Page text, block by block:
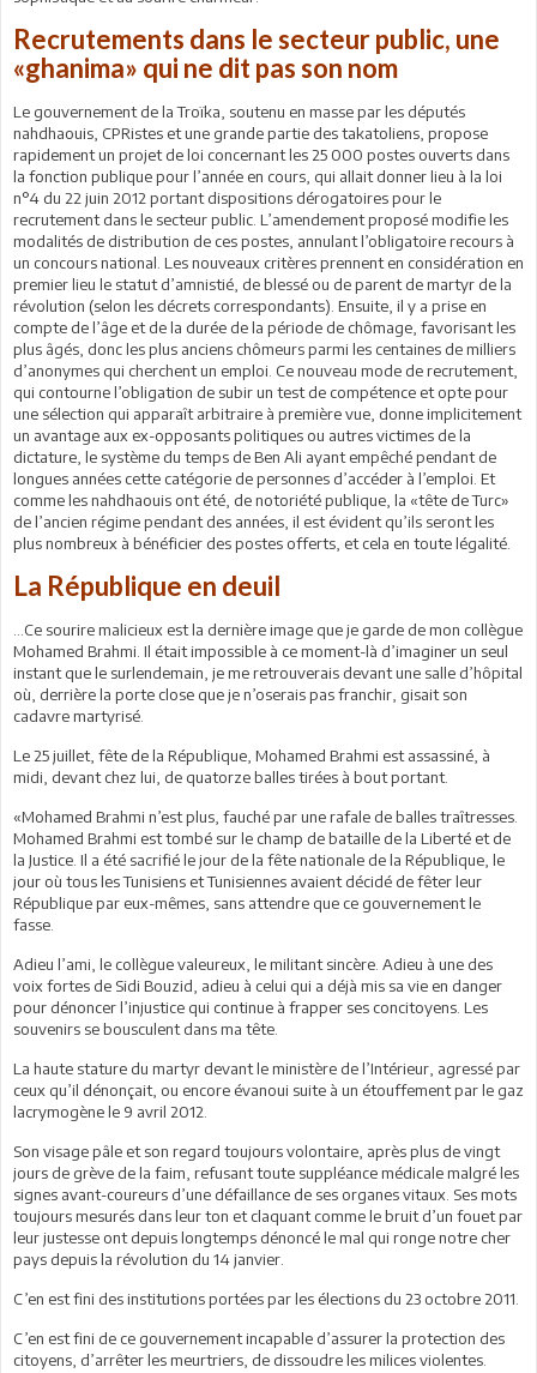
Recrutements dans le secteur public, une
«ghanima» qui ne dit pas son nom
Le gouvernement de la Troïka, soutenu en masse par les députés
nahdhaouis, CPRistes et une grande partie des takatoliens, propose
rapidement un projet de loi concernant les 25 000 postes ouverts dans
la fonction publique pour l’année en cours, qui allait donner lieu à la loi
n°4 du 22 juin 2012 portant dispositions dérogatoires pour le
recrutement dans le secteur public. L’amendement proposé modifie les
modalités de distribution de ces postes, annulant l’obligatoire recours à
un concours national. Les nouveaux critères prennent en considération en
premier lieu le statut d’amnistié, de blessé ou de parent de martyr de la
révolution (selon les décrets correspondants). Ensuite, il y a prise en
compte de l’âge et de la durée de la période de chômage, favorisant les
plus âgés, donc les plus anciens chômeurs parmi les centaines de milliers
d’anonymes qui cherchent un emploi. Ce nouveau mode de recrutement,
qui contourne l’obligation de subir un test de compétence et opte pour
une sélection qui apparaît arbitraire à première vue, donne implicitement
un avantage aux ex-opposants politiques ou autres victimes de la
dictature, le système du temps de Ben Ali ayant empêché pendant de
longues années cette catégorie de personnes d’accéder à l’emploi. Et
comme les nahdhaouis ont été, de notoriété publique, la «tête de Turc»
de l’ancien régime pendant des années, il est évident qu’ils seront les
plus nombreux à bénéficier des postes offerts, et cela en toute légalité.
La République en deuil
...Ce sourire malicieux est la dernière image que je garde de mon collègue
Mohamed Brahmi. Il était impossible à ce moment-là d’imaginer un seul
instant que le surlendemain, je me retrouverais devant une salle d’hôpital
où, derrière la porte close que je n’oserais pas franchir, gisait son
cadavre martyrisé.
Le 25 juillet, fête de la République, Mohamed Brahmi est assassiné, à
midi, devant chez lui, de quatorze balles tirées à bout portant.
«Mohamed Brahmi n’est plus, fauché par une rafale de balles traîtresses.
Mohamed Brahmi est tombé sur le champ de bataille de la Liberté et de
la Justice. Il a été sacrifié le jour de la fête nationale de la République, le
jour où tous les Tunisiens et Tunisiennes avaient décidé de fêter leur
République par eux-mêmes, sans attendre que ce gouvernement le
fasse.
Adieu l’ami, le collègue valeureux, le militant sincère. Adieu à une des
voix fortes de Sidi Bouzid, adieu à celui qui a déjà mis sa vie en danger
pour dénoncer l’injustice qui continue à frapper ses concitoyens. Les
souvenirs se bousculent dans ma tête.
La haute stature du martyr devant le ministère de l’Intérieur, agressé par
ceux qu’il dénonçait, ou encore évanoui suite à un étouffement par le gaz
lacrymogène le 9 avril 2012.
Son visage pâle et son regard toujours volontaire, après plus de vingt
jours de grève de la faim, refusant toute suppléance médicale malgré les
signes avant-coureurs d’une défaillance de ses organes vitaux. Ses mots
toujours mesurés dans leur ton et claquant comme le bruit d’un fouet par
leur justesse ont depuis longtemps dénoncé le mal qui ronge notre cher
pays depuis la révolution du 14 janvier.
C’en est fini des institutions portées par les élections du 23 octobre 2011.
C’en est fini de ce gouvernement incapable d’assurer la protection des
citoyens, d’arrêter les meurtriers, de dissoudre les milices violentes.